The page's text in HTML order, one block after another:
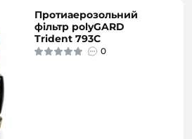
Протиаерозольний
фільтр polyGARD
Trident 793С
0